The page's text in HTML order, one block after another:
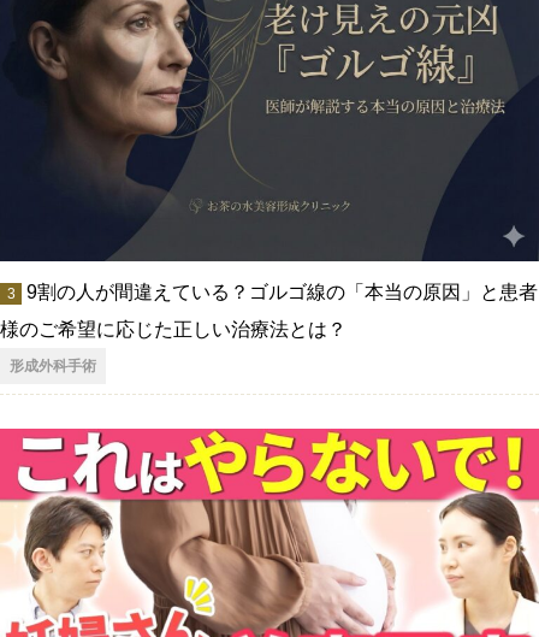
9割の人が間違えている？ゴルゴ線の「本当の原因」と患者
様のご希望に応じた正しい治療法とは？
形成外科手術